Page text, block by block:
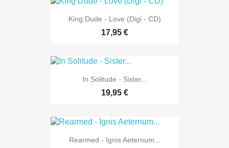
King Dude - Love (Digi - CD)
17,95 €
In Solitude - Sister...
19,95 €
Rearmed - Ignis Aeternum...